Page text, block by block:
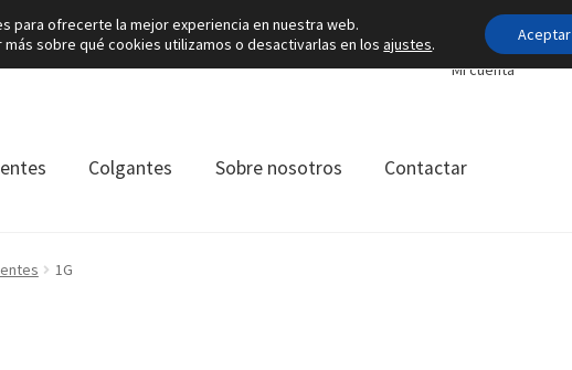
Mi cuenta
Colgantes Sobre nosotros Contactar
1G
para ofrecerte la mejor experiencia en nuestra web.
más sobre qué cookies utilizamos o desactivarlas en losajustes. Aceptar